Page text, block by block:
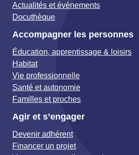
Actualités et événements
Docuthèque
Accompagner les personnes
Éducation, apprentissage & loisirs
Habitat
Vie professionnelle
Santé et autonomie
Familles et proches
Agir et s’engager
Devenir adhérent
Financer un projet